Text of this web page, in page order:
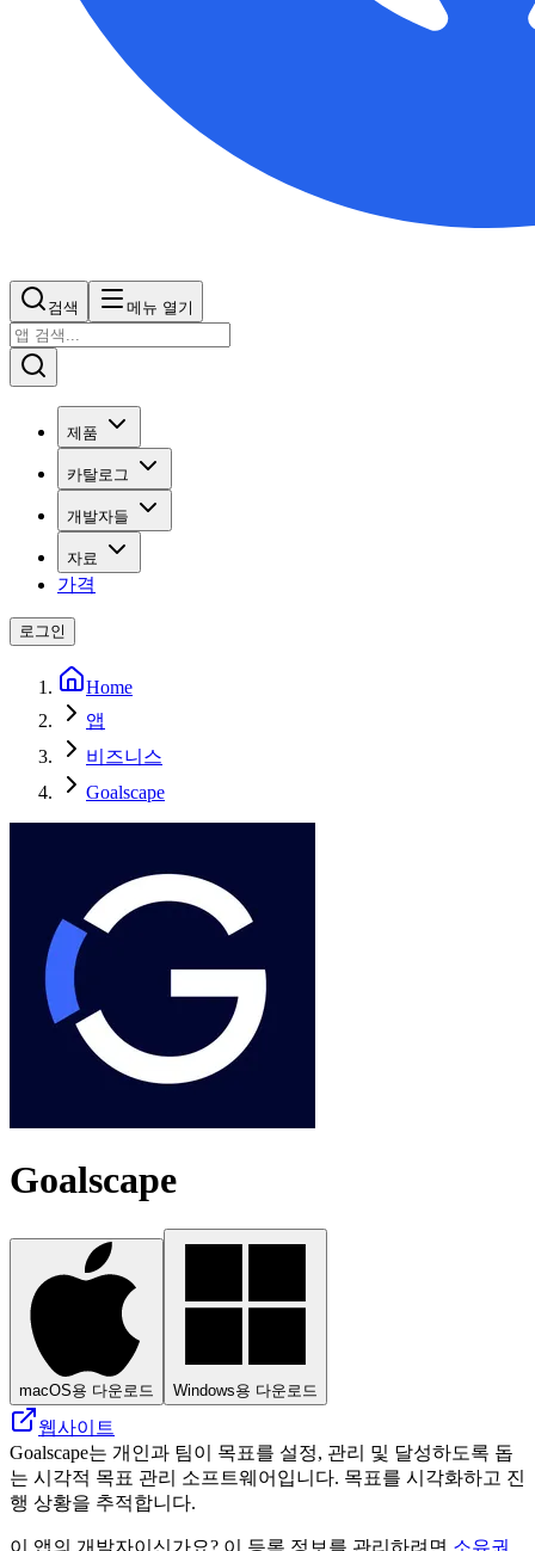
검색 메뉴 열기
제품
카탈로그
개발자들
자료
가격
로그인
Home
앱
비즈니스
Goalscape
Goalscape
macOS용 다운로드 Windows용 다운로드
웹사이트
Goalscape는 개인과 팀이 목표를 설정, 관리 및 달성하도록 돕
는 시각적 목표 관리 소프트웨어입니다. 목표를 시각화하고 진
행 상황을 추적합니다.
이 앱의 개발자이신가요? 이 등록 정보를 관리하려면 소유권